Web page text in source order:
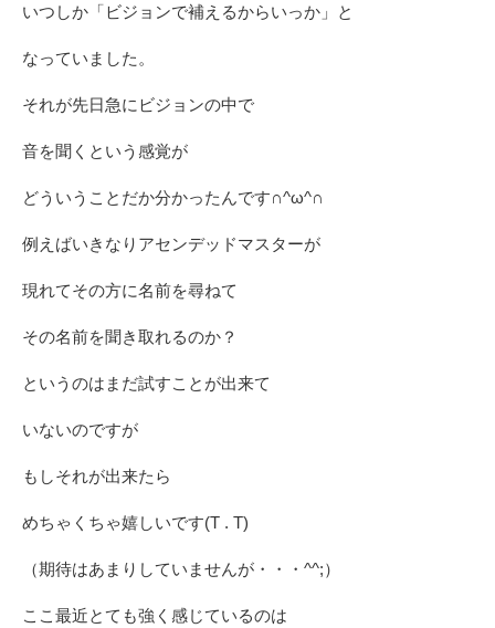
いつしか「ビジョンで補えるからいっか」と
なっていました。
それが先日急にビジョンの中で
音を聞くという感覚が
どういうことだか分かったんです∩^ω^∩
例えばいきなりアセンデッドマスターが
現れてその方に名前を尋ねて
その名前を聞き取れるのか？
というのはまだ試すことが出来て
いないのですが
もしそれが出来たら
めちゃくちゃ嬉しいです(T . T)
（期待はあまりしていませんが・・・^^;）
ここ最近とても強く感じているのは